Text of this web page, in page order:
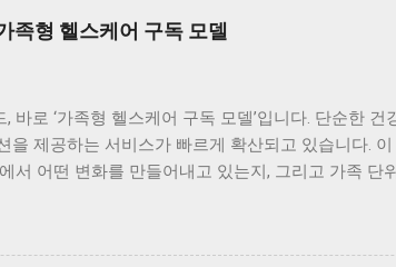
족형 헬스케어 구독 모델
바로 ‘가족형 헬스케어 구독 모델’입니다. 단순한 건
을 제공하는 서비스가 빠르게 확산되고 있습니다.
서 어떤 변화를 만들어내고 있는지, 그리고 가족 단
유는 ‘지속성’과 ‘데이터의 정밀도’입니다. 기존의
해 건강의 흐름을 추적합니다. 예를 들어, 부모님의